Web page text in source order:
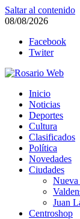
Saltar al contenido
08/08/2026
Facebook
Twiter
Rosario Web
Todas la noticias
Inicio
Noticias
Deportes
Cultura
Clasificados
Política
Novedades
Ciudades
Juan
Centroshop